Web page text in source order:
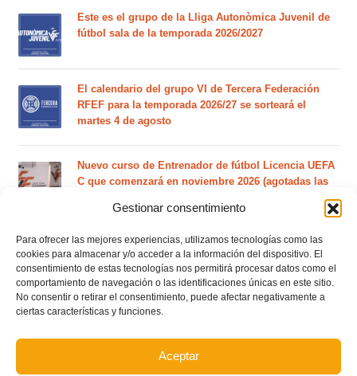
Gestionar consentimiento
Para ofrecer las mejores experiencias, utilizamos tecnologías como las
cookies para almacenar y/o acceder a la información del dispositivo. El
consentimiento de estas tecnologías nos permitirá procesar datos como el
comportamiento de navegación o las identificaciones únicas en este sitio.
No consentir o retirar el consentimiento, puede afectar negativamente a
ciertas características y funciones.
Aceptar
Este es el grupo de la Lliga Autonòmica Juvenil de
fútbol sala de la temporada 2026/2027
El calendario del grupo VI de Tercera Federación
RFEF para la temporada 2026/27 se sorteará el
martes 4 de agosto
Nuevo curso de Entrenador de fútbol Licencia UEFA
C que comenzará en noviembre 2026 (agotadas las
Circular nº. 5 – Normas generales de las competiciones
territoriales de fútbol sala 2026-2027
Curso de entrenador de fútbol UEFA B en Valencia,
Castellón y Alicante (comienzo el 20 de septiembre)